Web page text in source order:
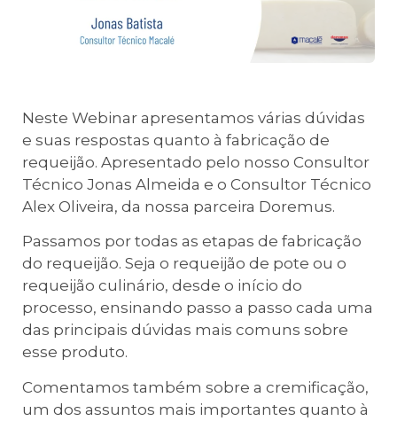
Neste Webinar apresentamos várias dúvidas
e suas respostas quanto à fabricação de
requeijão. Apresentado pelo nosso Consultor
Técnico Jonas Almeida e o Consultor Técnico
Alex Oliveira, da nossa parceira Doremus.
Passamos por todas as etapas de fabricação
do requeijão. Seja o requeijão de pote ou o
requeijão culinário, desde o início do
processo, ensinando passo a passo cada uma
das principais dúvidas mais comuns sobre
esse produto.
Comentamos também sobre a cremificação,
um dos assuntos mais importantes quanto à